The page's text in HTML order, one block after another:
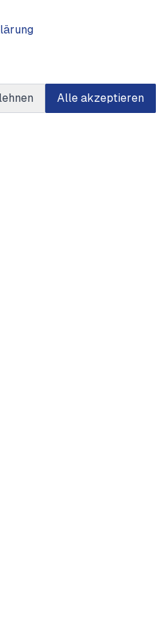
Alle akzeptieren